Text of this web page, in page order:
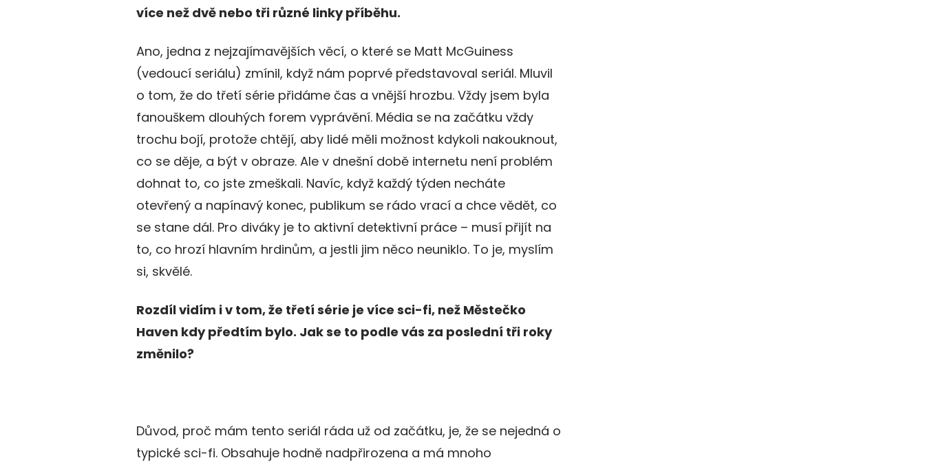
více než dvě nebo tři různé linky příběhu.
Ano, jedna z nejzajímavějších věcí, o které se Matt McGuiness
(vedoucí seriálu) zmínil, když nám poprvé představoval seriál. Mluvil
o tom, že do třetí série přidáme čas a vnější hrozbu. Vždy jsem byla
fanouškem dlouhých forem vyprávění. Média se na začátku vždy
trochu bojí, protože chtějí, aby lidé měli možnost kdykoli nakouknout,
co se děje, a být v obraze. Ale v dnešní době internetu není problém
dohnat to, co jste zmeškali. Navíc, když každý týden necháte
otevřený a napínavý konec, publikum se rádo vrací a chce vědět, co
se stane dál. Pro diváky je to aktivní detektivní práce – musí přijít na
to, co hrozí hlavním hrdinům, a jestli jim něco neuniklo. To je, myslím
si, skvělé.
Rozdíl vidím i v tom, že třetí série je více sci-fi, než Městečko
Haven kdy předtím bylo. Jak se to podle vás za poslední tři roky
změnilo?
Důvod, proč mám tento seriál ráda už od začátku, je, že se nejedná o
typické sci-fi. Obsahuje hodně nadpřirozena a má mnoho